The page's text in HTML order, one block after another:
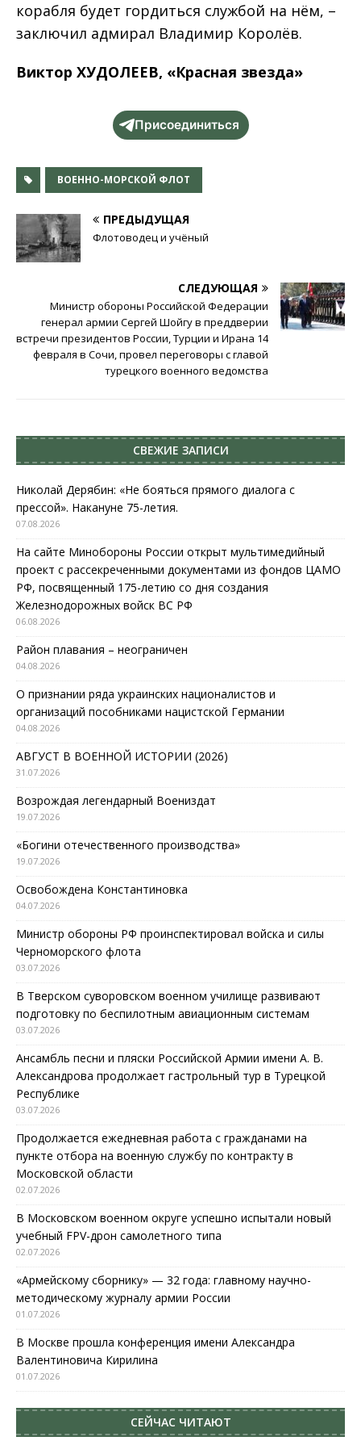
корабля будет гордиться службой на нём, –
заключил адмирал Владимир Королёв.
Виктор ХУДОЛЕЕВ, «Красная звезда»
Присоединиться
ВОЕННО-МОРСКОЙ ФЛОТ
ПРЕДЫДУЩАЯ
Флотоводец и учёный
СЛЕДУЮЩАЯ
Министр обороны Российской Федерации
генерал армии Сергей Шойгу в преддверии
встречи президентов России, Турции и Ирана 14
февраля в Сочи, провел переговоры с главой
турецкого военного ведомства
СВЕЖИЕ ЗАПИСИ
Николай Дерябин: «Не бояться прямого диалога с
прессой». Накануне 75-летия.
07.08.2026
На сайте Минобороны России открыт мультимедийный
проект с рассекреченными документами из фондов ЦАМО
РФ, посвященный 175-летию со дня создания
Железнодорожных войск ВС РФ
06.08.2026
Район плавания – неограничен
04.08.2026
О признании ряда украинских националистов и
организаций пособниками нацистской Германии
04.08.2026
АВГУСТ В ВОЕННОЙ ИСТОРИИ (2026)
31.07.2026
Возрождая легендарный Воениздат
19.07.2026
«Богини отечественного производства»
19.07.2026
Освобождена Константиновка
04.07.2026
Министр обороны РФ проинспектировал войска и силы
Черноморского флота
03.07.2026
В Тверском суворовском военном училище развивают
подготовку по беспилотным авиационным системам
03.07.2026
Ансамбль песни и пляски Российской Армии имени А. В.
Александрова продолжает гастрольный тур в Турецкой
Республике
03.07.2026
Продолжается ежедневная работа с гражданами на
пункте отбора на военную службу по контракту в
Московской области
02.07.2026
В Московском военном округе успешно испытали новый
учебный FPV-дрон самолетного типа
02.07.2026
«Армейскому сборнику» — 32 года: главному научно-
методическому журналу армии России
01.07.2026
В Москве прошла конференция имени Александра
Валентиновича Кирилина
01.07.2026
СЕЙЧАС ЧИТАЮТ